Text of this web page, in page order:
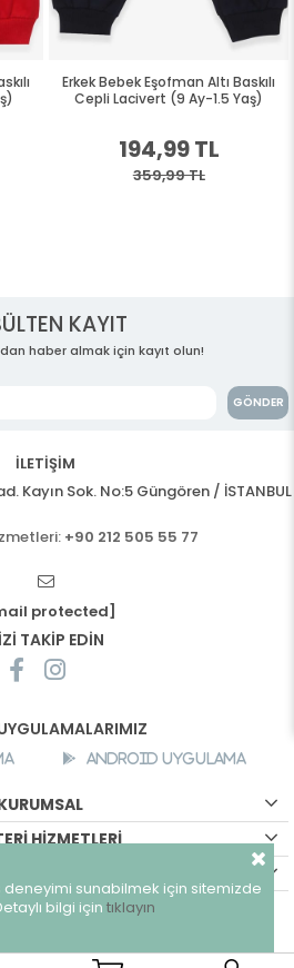
Erkek Bebek Eşofman Altı Baskılı
Cepli Lacivert (9 Ay-1.5 Yaş)
194,99 TL
359,99 TL
KAYIT
haber almak için kayıt olun!
GÖNDER
İLETİŞİM
Kayın Sok. No:5 Güngören / İSTANBUL
+90 212 505 55 77
protected]
TAKİP EDİN
Android Uygulama
HİZMETLERİ
- Tüm hakları saklıdır.
deneyimi sunabilmek için sitemizde
bilgi için tıklayın